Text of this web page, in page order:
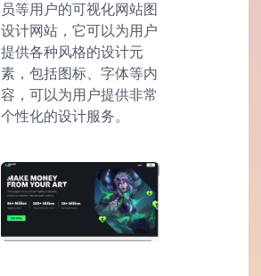
员等用户的可视化网站图
设计网站，它可以为用户
提供各种风格的设计元
素，包括图标、字体等内
容，可以为用户提供非常
个性化的设计服务。